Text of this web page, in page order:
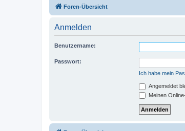
Foren-Übersicht
Anmelden
Benutzername:
Passwort:
Ich habe mein
Angemeldet
Meinen